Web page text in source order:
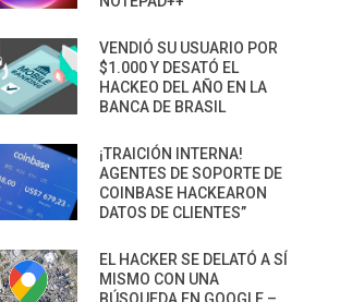
VENDIÓ SU USUARIO POR
$1.000 Y DESATÓ EL
HACKEO DEL AÑO EN LA
BANCA DE BRASIL
¡TRAICIÓN INTERNA!
AGENTES DE SOPORTE DE
COINBASE HACKEARON
DATOS DE CLIENTES”
EL HACKER SE DELATÓ A SÍ
MISMO CON UNA